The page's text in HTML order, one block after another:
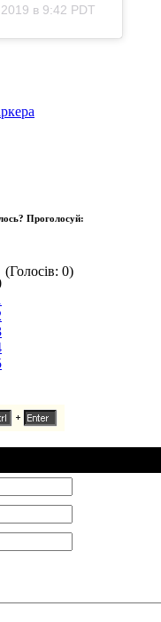
в 9:42 PDT
Проголосуй:
(Голосів: 0)